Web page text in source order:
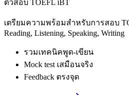
ติวสอบ TOEFL iBT
เตรียมความพร้อมสำหรับการสอบ
Reading, Listening, Speaking, Writing
รวมเทคนิคพูด-เขียน
Mock test เสมือนจริง
Feedback ตรงจุด